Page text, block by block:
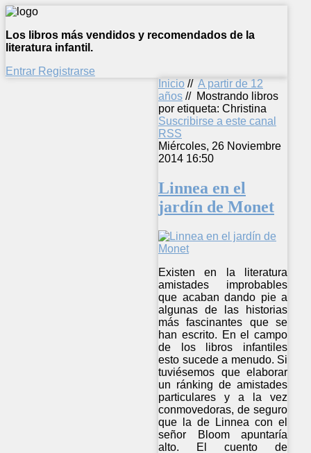
Los libros más vendidos y recomendados de la
literatura infantil.
Entrar Registrarse
Inicio // A partir de 12
años // Mostrando libros
por etiqueta: Christina
Suscribirse a este canal
RSS
Miércoles, 26 Noviembre
2014 16:50
Linnea en el
jardín de Monet
Existen en la literatura
amistades improbables
que acaban dando pie a
algunas de las historias
más fascinantes que se
han escrito. En el campo
de los libros infantiles
esto sucede a menudo. Si
tuviésemos que elaborar
un ránking de amistades
particulares y a la vez
conmovedoras, de seguro
que la de Linnea con el
señor Bloom apuntaría
alto. El cuento de